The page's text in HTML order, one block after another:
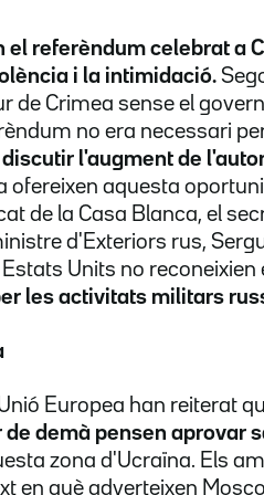
el referèndum celebrat a
i la intimidació.
de Crimea sense el
no era necessari
l'augment de
ofereixen aquesta
de la Casa Blanca, el
d' Exteriors rus,
Units no reconeixien
les activitats militars
Europea han reiterat
de demà pensen aprovar
zona d'Ucraïna. Els
en què adverteixen